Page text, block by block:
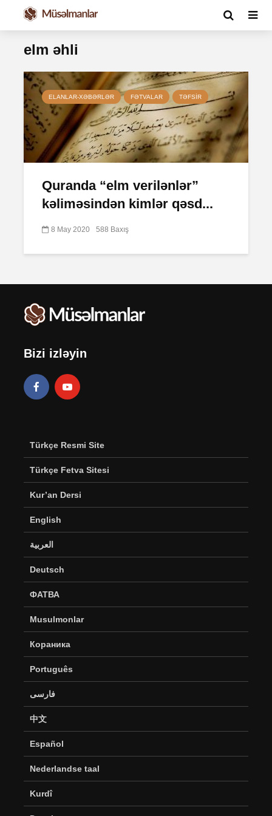
elm əhli
ELANLAR-XƏBƏRLƏR FƏTVALAR TƏFSIR
Quranda “elm verilənlər”
kəliməsindən kimlər qəsd...
8 May 2020 588 Baxış
Bizi izləyin
Türkçe Resmi Site
Türkçe Fetva Sitesi
Kur’an Dersi
English
العربية
Deutsch
ФАТВА
Musulmonlar
Кораника
Português
فارسی
中文
Español
Nederlandse taal
Kurdî